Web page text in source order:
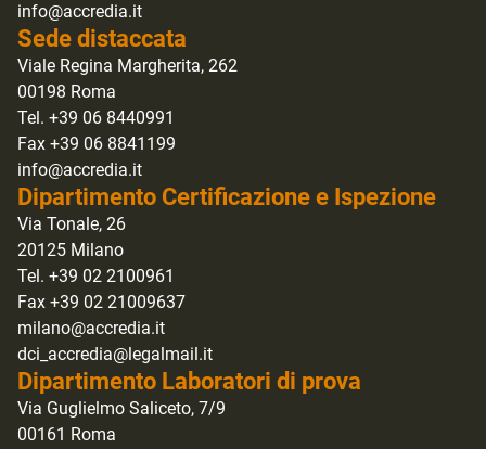
info@accredia.it
Sede distaccata
Viale Regina Margherita, 262
00198 Roma
Tel. +39 06 8440991
Fax +39 06 8841199
info@accredia.it
Dipartimento Certificazione e Ispezione
Via Tonale, 26
20125 Milano
Tel. +39 02 2100961
Fax +39 02 21009637
milano@accredia.it
dci_accredia@legalmail.it
Dipartimento Laboratori di prova
Via Guglielmo Saliceto, 7/9
00161 Roma